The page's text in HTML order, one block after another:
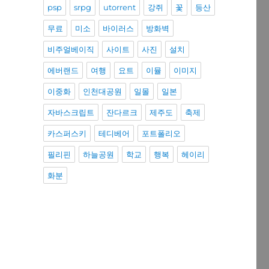
psp srpg utorrent 강쥐 꽃 등산
무료 미소 바이러스 방화벽
비주얼베이직 사이트 사진 설치
에버랜드 여행 요트 이뮬 이미지
이중화 인천대공원 일몰 일본
자바스크립트 잔다르크 제주도 축제
카스퍼스키 테디베어 포트폴리오
필리핀 하늘공원 학교 행복 헤이리
화분